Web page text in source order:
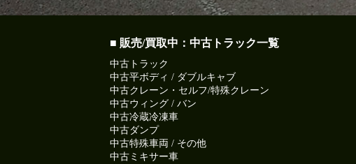
■ 販売/買取中：中古トラック一覧
中古トラック
中古平ボディ / ダブルキャブ
中古クレーン・セルフ/特殊クレーン
中古ウィング / バン
中古冷蔵冷凍車
中古ダンプ
中古特殊車両 / その他
中古ミキサー車